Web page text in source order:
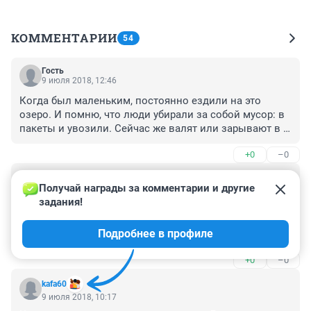
КОММЕНТАРИИ 54
Гость
9 июля 2018, 12:46
Когда был маленьким, постоянно ездили на это
озеро. И помню, что люди убирали за собой мусор: в
пакеты и увозили. Сейчас же валят или зарывают в
гребущие бабло и убирают. Но тем пофиг, шлагбаумы
стоят для сбора денег с лопухов за въезд на грязные
пляжи.
+0 –0
9 июля 2018, 12:41
Где Юлия Кондинкина? Она же вроде спасением
природы занимается. Пусть спасет окресные
водоемы от шлагбаумов хапуг.
+0 –0
kafa60
Получай награды за комментарии и другие
задания!
Подробнее в профиле
9 июля 2018, 10:17